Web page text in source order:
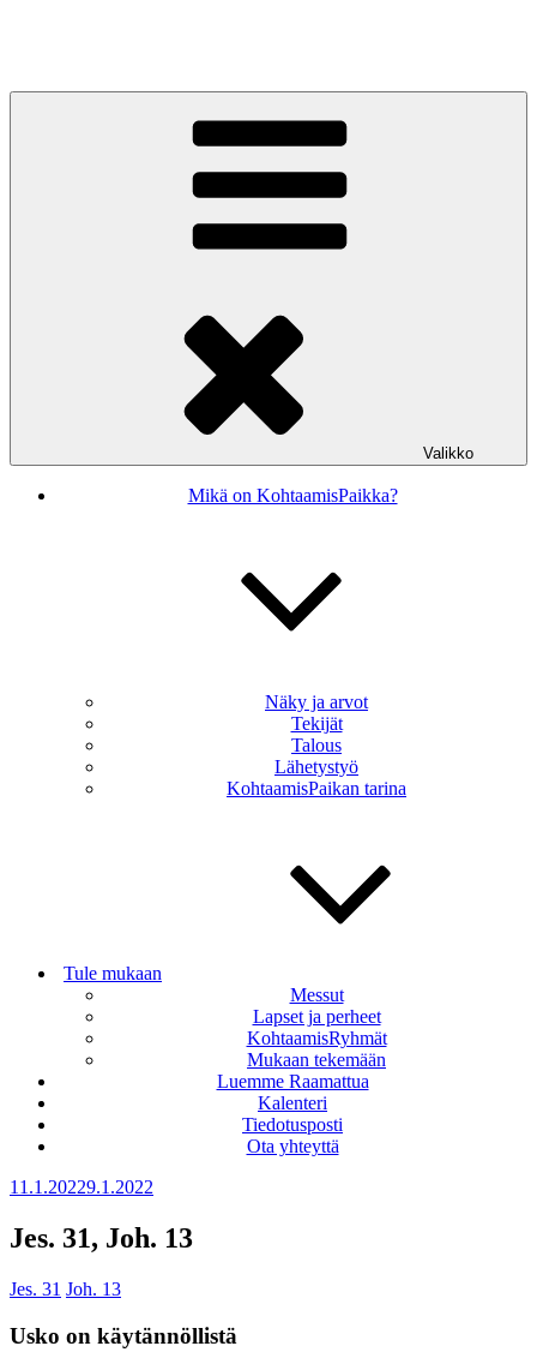
Valikko
Mikä on KohtaamisPaikka?
Näky ja arvot
Tekijät
Talous
Lähetystyö
KohtaamisPaikan tarina
Tule mukaan
Messut
Lapset ja perheet
KohtaamisRyhmät
Mukaan tekemään
Luemme Raamattua
Kalenteri
Tiedotusposti
Ota yhteyttä
Julkaistu
11.1.20229.1.2022
Jes. 31, Joh. 13
Jes. 31 Joh. 13
Usko on käytännöllistä